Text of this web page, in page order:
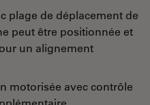
plage de déplacement de
peut être positionnée et
un alignement
motorisée avec contrôle